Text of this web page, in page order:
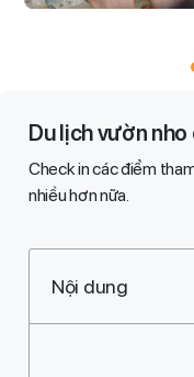
Du lịch vườn nho
Check in các điểm
nhiều hơn nữa​.​
Nội dung